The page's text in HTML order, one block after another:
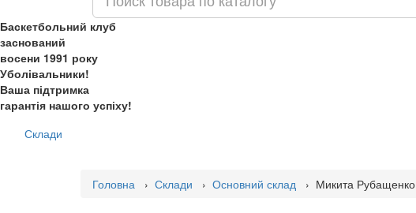
Баскетбольний клуб
заснований
восени 1991 року
Уболівальники!
Ваша підтримка
гарантія нашого успіху!
Склади
Головна › Склади › Основний склад › Микита Рубащенко